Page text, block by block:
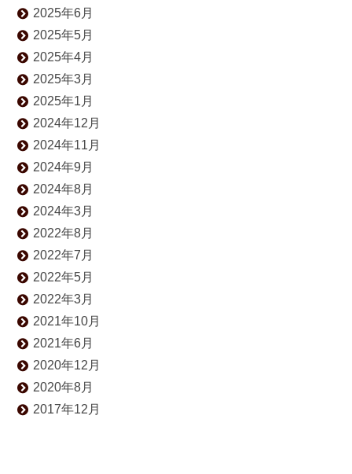
2025年6月
2025年5月
2025年4月
2025年3月
2025年1月
2024年12月
2024年11月
2024年9月
2024年8月
2024年3月
2022年8月
2022年7月
2022年5月
2022年3月
2021年10月
2021年6月
2020年12月
2020年8月
2017年12月